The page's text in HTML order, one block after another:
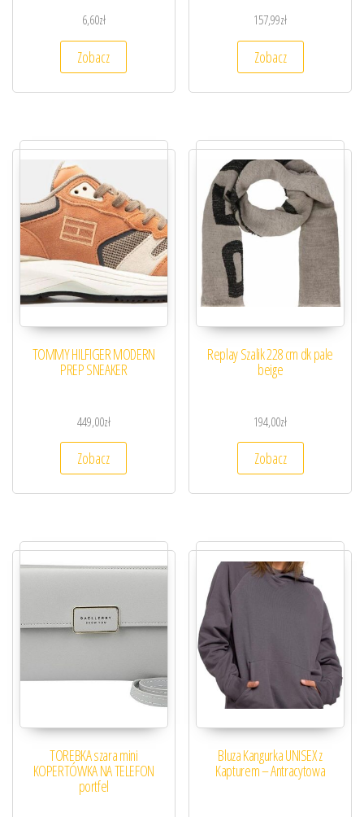
6,60zł
Zobacz
157,99zł
Zobacz
TOMMY HILFIGER MODERN
PREP SNEAKER
449,00zł
Zobacz
Replay Szalik 228 cm dk pale
beige
194,00zł
Zobacz
TOREBKA szara mini
KOPERTÓWKA NA TELEFON
portfel
Bluza Kangurka UNISEX z
Kapturem – Antracytowa